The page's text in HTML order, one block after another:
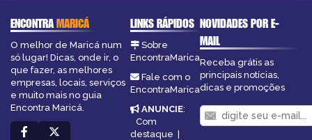
ENCONTRAMARICÁ
O melhor de Maricá num
só lugar! Dicas, onde ir, o
que fazer, as melhores
empresas, locais, serviços
e muito mais no guia
Encontra Maricá.
LINKS RÁPIDOS
Sobre
EncontraMarica
Fale com o
EncontraMarica
ANUNCIE:
Com
destaque |
NOVIDADES POR E-
MAIL
Receba grátis as
principais notícias,
dicas e promoções